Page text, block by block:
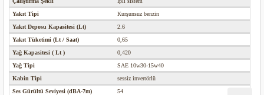
Yakıt Tipi
Kurşunsuz benzin
Yakıt Deposu Kapasitesi (Lt)
2.6
Yakıt Tüketimi (Lt / Saat)
0,65
Yağ Kapasitesi ( Lt )
0,420
Yağ Tipi
SAE 10w30-15w40
Kabin Tipi
sessiz invertörlü
Ses Gürültü Seviyesi (dBA-7m)
54